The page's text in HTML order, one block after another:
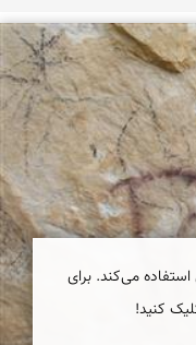
می‌کند. برای
کنید!